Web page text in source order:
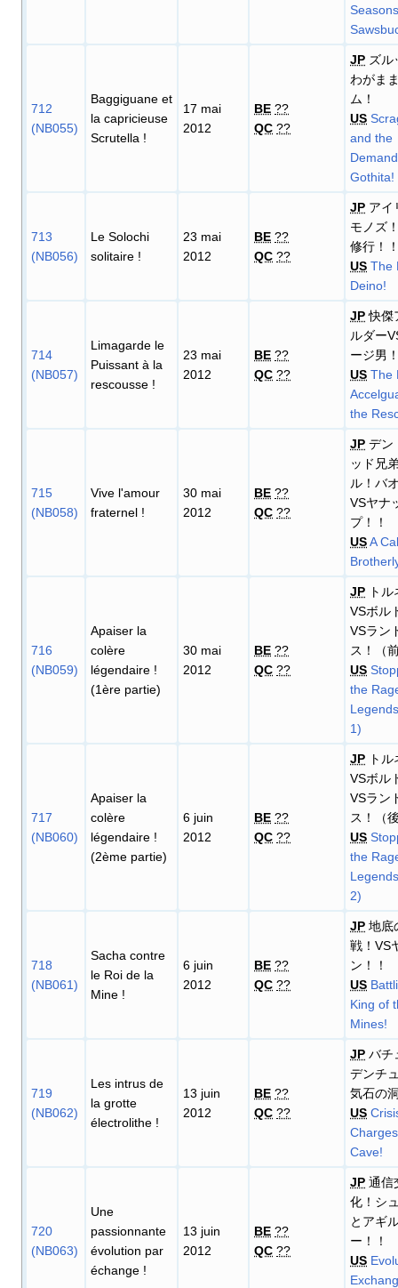
712
(NB055)
Baggiguane et
la capricieuse
Scrutella !
17 mai
2012
BE ??
QC ??
JP ズル
わがま
ム！
US
and the
Gothita!
713
(NB056)
Le Solochi
solitaire !
23 mai
2012
BE ??
QC ??
JP アイ
モノズ
修行！
US The
Deino!
714
(NB057)
Limagarde le
Puissant à la
rescousse !
23 mai
2012
BE ??
QC ??
JP快
ルダー
ージ男
US The
the
715
(NB058)
Vive l'amour
fraternel !
30 mai
2012
BE ??
QC ??
JP デン
ッド兄
ル！バ
VSヤナ
プ！！
USA
716
(NB059)
Apaiser la
colère
légendaire !
(1ère partie)
30 mai
2012
BE ??
QC ??
JP ト
VSボル
VSラン
ス！（
US
the
1)
717
(NB060)
Apaiser la
colère
légendaire !
(2ème partie)
6 juin
2012
BE ??
QC ??
JP ト
VSボル
VSラン
ス！（
US
the
2)
718
(NB061)
Sacha contre
le Roi de la
Mine !
6 juin
2012
BE ??
QC ??
JP 地底
戦！VS
ン！！
US
King of
Mines!
719
(NB062)
Les intrus de
la grotte
électrolithe !
13 juin
2012
BE ??
QC ??
JP バチ
デンチ
気石の
US
Cave!
720
(NB063)
Une
passionnante
évolution par
échange !
13 juin
2012
BE ??
QC ??
JP 通信
化！シ
とアギ
ー！！
US